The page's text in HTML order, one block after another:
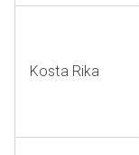
Kosta Rika